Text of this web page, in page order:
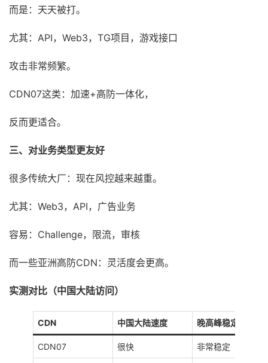
而是：天天被打。
尤其：API，Web3，TG项目，游戏接口
攻击非常频繁。
CDN07这类：加速+高防一体化，
反而更适合。
三、对业务类型更友好
很多传统大厂：现在风控越来越重。
尤其：Web3，API，广告业务
容易：Challenge，限流，审核
而一些亚洲高防CDN：灵活度会更高。
实测对比（中国大陆访问）
CDN 中国大陆速度 晚高峰稳定性
CDN07 很快 非常稳定